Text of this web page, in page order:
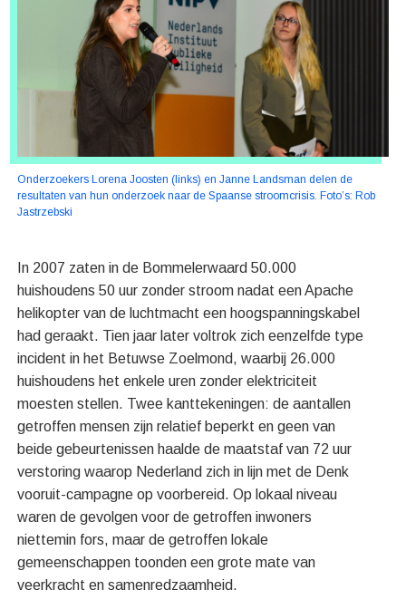
Onderzoekers Lorena Joosten (links) en Janne Landsman delen de
resultaten van hun onderzoek naar de Spaanse stroomcrisis. Foto’s: Rob
Jastrzebski
In 2007 zaten in de Bommelerwaard 50.000
huishoudens 50 uur zonder stroom nadat een Apache
helikopter van de luchtmacht een hoogspanningskabel
had geraakt. Tien jaar later voltrok zich eenzelfde type
incident in het Betuwse Zoelmond, waarbij 26.000
huishoudens het enkele uren zonder elektriciteit
moesten stellen. Twee kanttekeningen: de aantallen
getroffen mensen zijn relatief beperkt en geen van
beide gebeurtenissen haalde de maatstaf van 72 uur
verstoring waarop Nederland zich in lijn met de Denk
vooruit-campagne op voorbereid. Op lokaal niveau
waren de gevolgen voor de getroffen inwoners
niettemin fors, maar de getroffen lokale
gemeenschappen toonden een grote mate van
veerkracht en samenredzaamheid.